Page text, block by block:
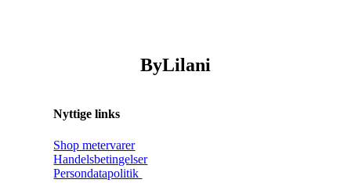
ByLilani
Nyttige links
Shop metervarer
Handelsbetingelser
Persondatapolitik